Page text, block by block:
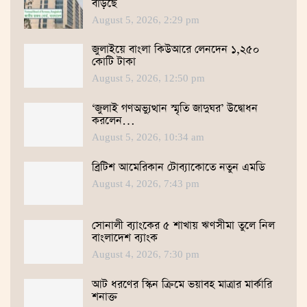
বাড়ছে
August 5, 2026, 2:29 pm
জুলাইয়ে বাংলা কিউআরে লেনদেন ১,২৫০
কোটি টাকা
August 5, 2026, 12:50 pm
‘জুলাই গণঅভ্যুত্থান স্মৃতি জাদুঘর’ উদ্বোধন
করলেন…
August 5, 2026, 10:34 am
ব্রিটিশ আমেরিকান টোব্যাকোতে নতুন এমডি
August 4, 2026, 7:43 pm
সোনালী ব্যাংকের ৫ শাখায় ঋণসীমা তুলে নিল
বাংলাদেশ ব্যাংক
August 4, 2026, 7:30 pm
আট ধরণের স্কিন ক্রিমে ভয়াবহ মাত্রার মার্কারি
শনাক্ত